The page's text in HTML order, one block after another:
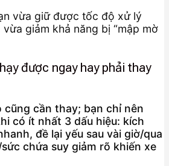
vừa giữ được tốc độ xử lý
vừa giảm khả năng bị “mập mờ
được ngay hay phải thay
cũng cần thay; bạn chỉ nên
có ít nhất 3 dấu hiệu: kích
đề lại yếu sau vài giờ/qua
chứa suy giảm rõ khiến xe